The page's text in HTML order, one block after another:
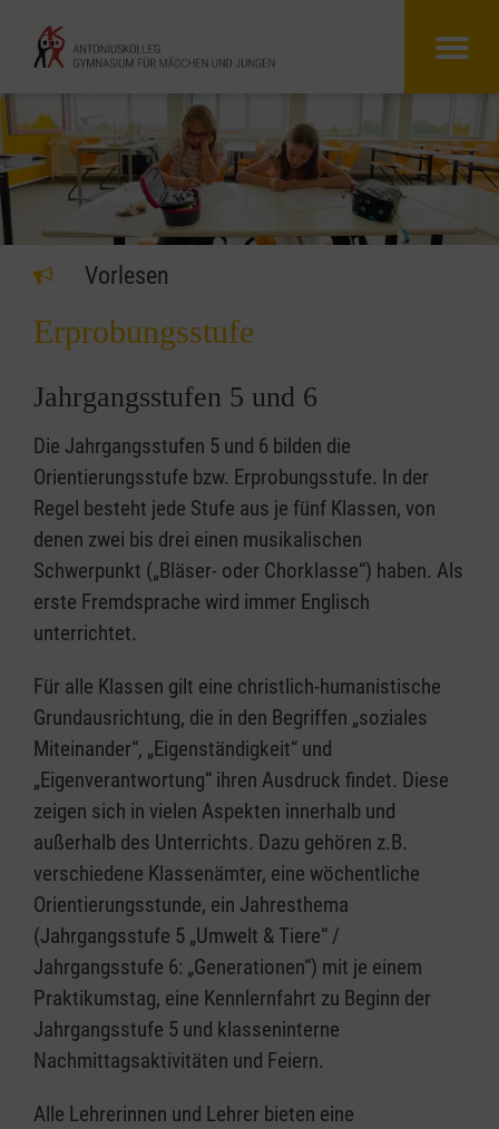
Vorlesen
Erprobungsstufe
Jahrgangsstufen 5 und 6
Die Jahrgangsstufen 5 und 6 bilden die
Orientierungsstufe bzw. Erprobungsstufe. In der
Regel besteht jede Stufe aus je fünf Klassen, von
denen zwei bis drei einen musikalischen
Schwerpunkt („Bläser- oder Chorklasse“) haben. Als
erste Fremdsprache wird immer Englisch
unterrichtet.
Für alle Klassen gilt eine christlich-humanistische
Grundausrichtung, die in den Begriffen „soziales
Miteinander“, „Eigenständigkeit“ und
„Eigenverantwortung“ ihren Ausdruck findet. Diese
zeigen sich in vielen Aspekten innerhalb und
außerhalb des Unterrichts. Dazu gehören z.B.
verschiedene Klassenämter, eine wöchentliche
Orientierungsstunde, ein Jahresthema
(Jahrgangsstufe 5 „Umwelt & Tiere“ /
Jahrgangsstufe 6: „Generationen“) mit je einem
Praktikumstag, eine Kennlernfahrt zu Beginn der
Jahrgangsstufe 5 und klasseninterne
Nachmittagsaktivitäten und Feiern.
Alle Lehrerinnen und Lehrer bieten eine